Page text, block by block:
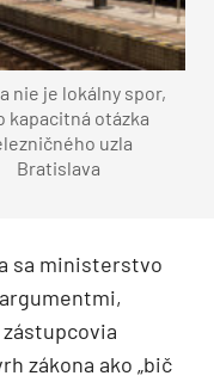
nie je lokálny spor,
kapacitná otázka
uzla
Bratislava
sa ministerstvo
zákona ako „bič